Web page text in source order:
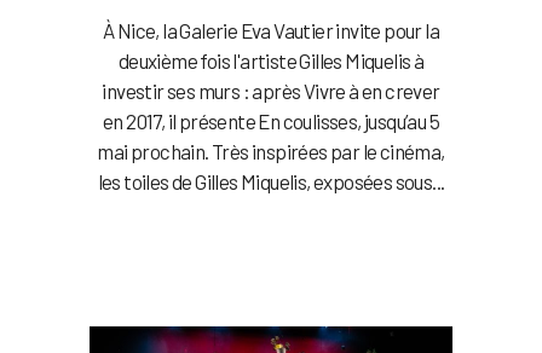
À Nice, la Galerie Eva Vautier invite pour la
deuxième fois l'artiste Gilles Miquelis à
investir ses murs : après Vivre à en crever
en 2017, il présente En coulisses, jusqu’au 5
mai prochain. Très inspirées par le cinéma,
les toiles de Gilles Miquelis, exposées sous...